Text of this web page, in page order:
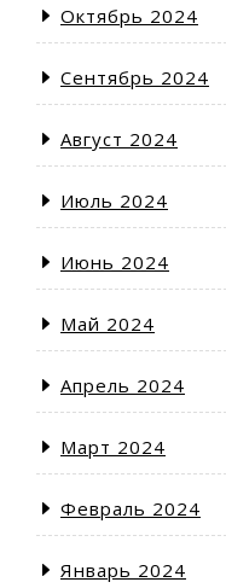
Октябрь 2024
Сентябрь 2024
Август 2024
Июль 2024
Июнь 2024
Май 2024
Апрель 2024
Март 2024
Февраль 2024
Январь 2024